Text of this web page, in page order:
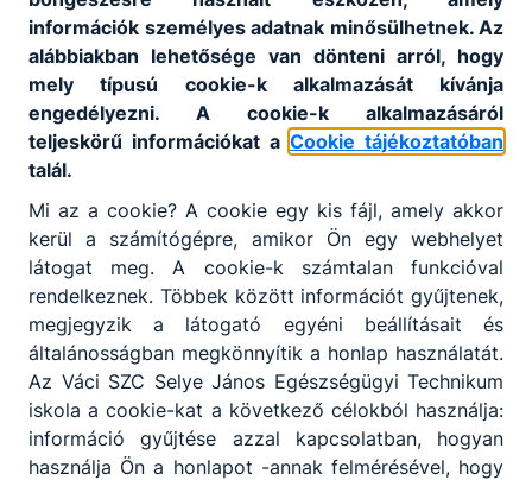
Ideiglenes
felvételi
rangsor a
2026/2027-
es tanévre
A
általa
megjelölt tagozaton
rangsoroltuk,
választásuk szerint
oktatási
azonosítóval vagy
jeligével
szerepelnek, az
elért pontszám
feltüntetésével.
2026.
márc.
19.
Igazgatóság
információk személyes adatnak minősülhetnek. Az
alábbiakban lehetősége van dönteni arról, hogy
mely típusú cookie-k alkalmazását kívánja
engedélyezni. A cookie-k alkalmazásáról
teljeskörű információkat a Cookie tájékoztatóban
talál.
Mi az a cookie? A cookie egy kis fájl, amely akkor
kerül a számítógépre, amikor Ön egy webhelyet
látogat meg. A cookie-k számtalan funkcióval
rendelkeznek. Többek között információt gyűjtenek,
megjegyzik a látogató egyéni beállításait és
általánosságban megkönnyítik a honlap használatát.
Az Váci SZC Selye János Egészségügyi Technikum
iskola a cookie-kat a következő célokból használja:
információ gyűjtése azzal kapcsolatban, hogyan
használja Ön a honlapot -annak felmérésével, hogy